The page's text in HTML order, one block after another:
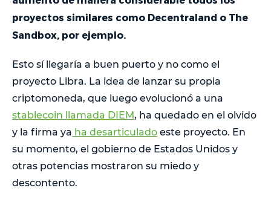
proyectos similares como Decentraland o The
Sandbox, por ejemplo.
Esto sí llegaría a buen puerto y no como el
proyecto Libra. La idea de lanzar su propia
criptomoneda, que luego evolucionó a una
stablecoin llamada DIEM, ha quedado en el olvido
y la firma ya ha desarticulado este proyecto. En
su momento, el gobierno de Estados Unidos y
otras potencias mostraron su miedo y
descontento.